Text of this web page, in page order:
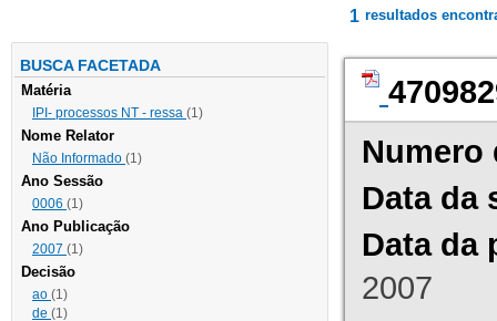
BUSCA FACETADA
Matéria
IPI- processos NT - ressa (1)
Nome Relator
Não Informado (1)
Ano Sessão
0006 (1)
Ano Publicação
2007 (1)
Decisão
ao (1)
de (1)
1 resultados
Numero
Data da
Data da
2007